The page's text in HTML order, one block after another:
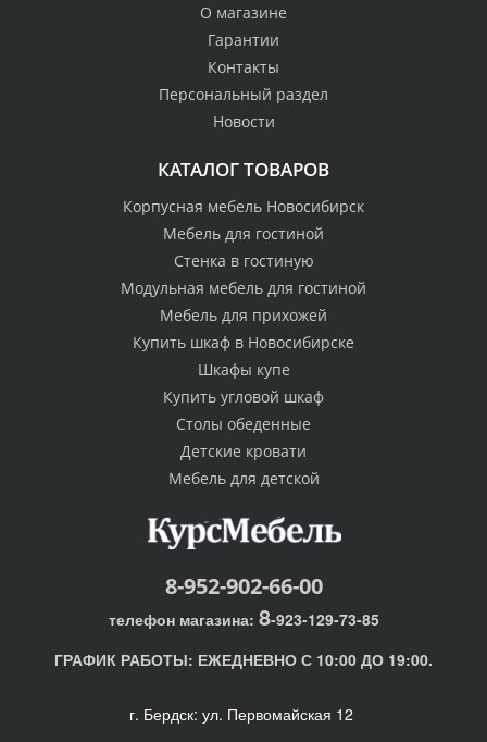
О магазине
Гарантии
Контакты
Персональный раздел
Новости
КАТАЛОГ ТОВАРОВ
Корпусная мебель Новосибирск
Мебель для гостиной
Стенка в гостиную
Модульная мебель для гостиной
Мебель для прихожей
Купить шкаф в Новосибирске
Шкафы купе
Купить угловой шкаф
Столы обеденные
Детские кровати
Мебель для детской
8-952-902-66-00
телефон магазина: 8-923-129-73-85
ГРАФИК РАБОТЫ: ЕЖЕДНЕВНО С 10:00 ДО 19:00.
г. Бердск: ул. Первомайская 12